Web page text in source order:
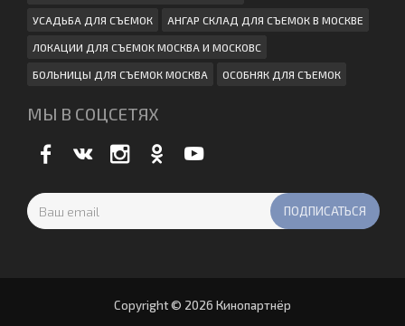
УСАДЬБА ДЛЯ СЪЕМОК АНГАР СКЛАД ДЛЯ СЪЕМОК В МОСКВЕ
ЛОКАЦИИ ДЛЯ СЪЕМОК МОСКВА И МОСКОВС
БОЛЬНИЦЫ ДЛЯ СЪЕМОК МОСКВА ОСОБНЯК ДЛЯ СЪЕМОК
МЫ В СОЦСЕТЯХ
Copyright © 2026 Кинопартнёр